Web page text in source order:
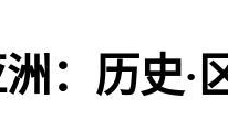
：历史·